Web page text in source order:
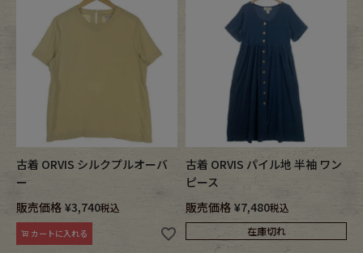
古着 ORVIS シルクプルオーバ
ー
販売価格 ¥3,740税込
カートに入れる
古着 ORVIS パイル地 半袖 ワン
ピース
販売価格 ¥7,480税込
在庫切れ